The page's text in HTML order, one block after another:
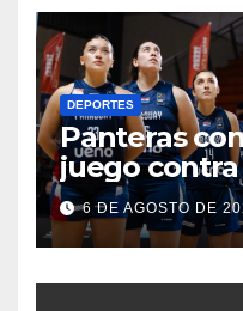
DEPORTES
Panteras
juego
6 DE AGOSTO DE